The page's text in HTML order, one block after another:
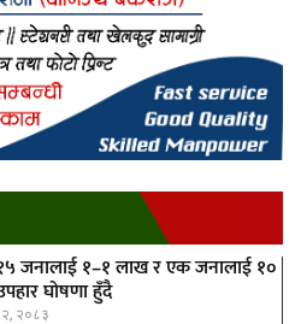
जनालाई १–१ लाख र एक जनालाई १०
घोषणा हुँदै
२०८३